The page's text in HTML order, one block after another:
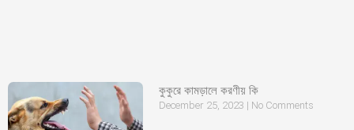
কুকুরে কামড়ালে করণীয় কি
December 25, 2023 No Comments